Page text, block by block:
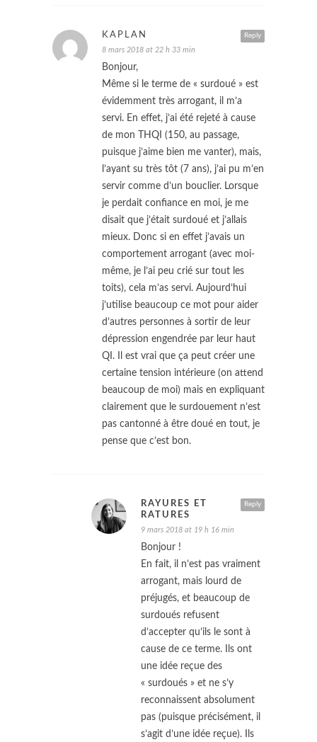
Reply
KAPLAN
8 mars 2018 at 22 h 33 min
Bonjour,
Même si le terme de « surdoué » est
évidemment très arrogant, il m’a
servi. En effet, j’ai été rejeté à cause
de mon THQI (150, au passage,
puisque j’aime bien me vanter), mais,
l’ayant su très tôt (7 ans), j’ai pu m’en
servir comme d’un bouclier. Lorsque
je perdait confiance en moi, je me
disait que j’était surdoué et j’allais
mieux. Donc si en effet j’avais un
comportement arrogant (avec moi-
même, je l’ai peu crié sur tout les
toits), cela m’as servi. Aujourd’hui
j’utilise beaucoup ce mot pour aider
d’autres personnes à sortir de leur
dépression engendrée par leur haut
QI. Il est vrai que ça peut créer une
certaine tension intérieure (on attend
beaucoup de moi) mais en expliquant
clairement que le surdouement n’est
pas cantonné à être doué en tout, je
pense que c’est bon.
Reply
RAYURES ET
RATURES
9 mars 2018 at 19 h 16 min
Bonjour !
En fait, il n’est pas vraiment
arrogant, mais lourd de
préjugés, et beaucoup de
surdoués refusent
d’accepter qu’ils le sont à
cause de ce terme. Ils ont
une idée reçue des
« surdoués » et ne s’y
reconnaissent absolument
pas (puisque précisément, il
s’agit d’une idée reçue). Ils